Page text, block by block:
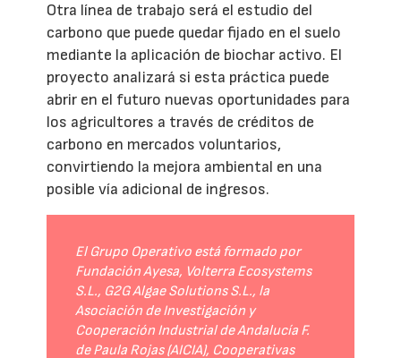
Otra línea de trabajo será el estudio del
carbono que puede quedar fijado en el suelo
mediante la aplicación de biochar activo. El
proyecto analizará si esta práctica puede
abrir en el futuro nuevas oportunidades para
los agricultores a través de créditos de
carbono en mercados voluntarios,
convirtiendo la mejora ambiental en una
posible vía adicional de ingresos.
El Grupo Operativo está formado por
Fundación Ayesa, Volterra Ecosystems
S.L., G2G Algae Solutions S.L., la
Asociación de Investigación y
Cooperación Industrial de Andalucía F.
de Paula Rojas (AICIA), Cooperativas